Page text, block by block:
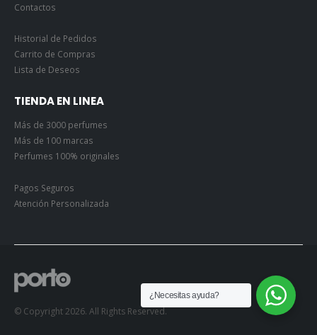
Contactos
Historial de Pedidos
Carrito de Compras
Lista de Deseos
TIENDA EN LINEA
Más de 3000 perfumes
Más de 100 marcas
Perfumes 100% originales
Pagos Seguros
Atención Personalizada
© Copyright 2026. All Rights Reserved.
¿Necesitas ayuda?